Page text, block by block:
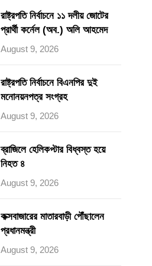
রাষ্ট্রপতি নির্বাচনে ১১ দলীয় জোটের
প্রার্থী কর্নেল (অব.) অলি আহমেদ
August 9, 2026
রাষ্ট্রপতি নির্বাচনে বিএনপির দুই
মনোনয়নপত্র সংগ্রহ
August 9, 2026
ব্রাজিলে হেলিকপ্টার বিধ্বস্ত হয়ে
নিহত ৪
August 9, 2026
কক্সবাজারের মাতারবাড়ী পৌঁছালেন
প্রধানমন্ত্রী
August 9, 2026